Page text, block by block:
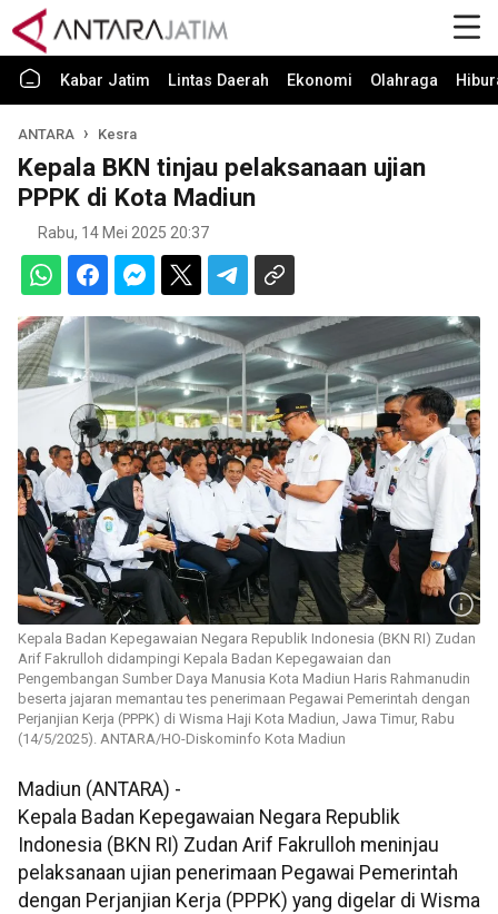
Kabar Jatim Lintas Daerah Ekonomi Olahraga
ANTARA Kesra
Kepala BKN tinjau pelaksanaan ujian
PPPK di Kota Madiun
Rabu, 14 Mei 2025 20:37
Kepala Badan Kepegawaian Negara Republik Indonesia (BKN RI) Zudan
Arif Fakrulloh didampingi Kepala Badan Kepegawaian dan
Pengembangan Sumber Daya Manusia Kota Madiun Haris Rahmanudin
beserta jajaran memantau tes penerimaan Pegawai Pemerintah dengan
Perjanjian Kerja (PPPK) di Wisma Haji Kota Madiun, Jawa Timur, Rabu
(14/5/2025). ANTARA/HO-Diskominfo Kota Madiun
Madiun (ANTARA) -
Kepala Badan Kepegawaian Negara Republik
Indonesia (BKN RI) Zudan Arif Fakrulloh meninjau
pelaksanaan ujian penerimaan Pegawai Pemerintah
dengan Perjanjian Kerja (PPPK) yang digelar di Wisma